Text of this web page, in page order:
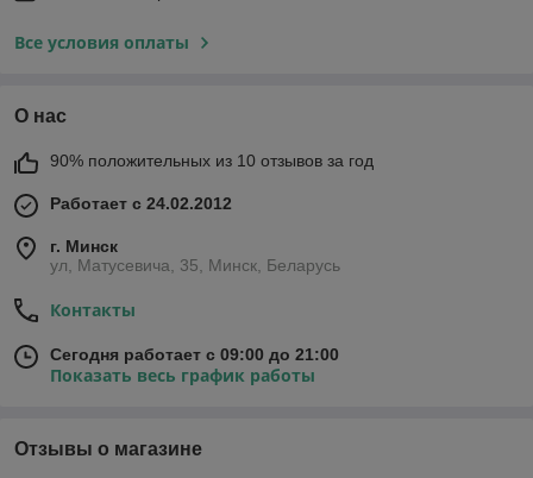
Все условия оплаты
О нас
90% положительных из 10 отзывов за год
Работает с 24.02.2012
г. Минск
ул, Матусевича, 35, Минск, Беларусь
Контакты
Сегодня работает с 09:00 до 21:00
Показать весь график работы
Отзывы о магазине